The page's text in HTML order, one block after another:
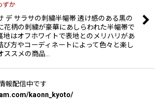
ずか
デ サラサの刺繍半幅帯 透け感のある黒の
花柄の刺繍が豪華にあしらわれた半幅帯で
地はオフホワイトで表地とのメリハリがあ
び方やコーディネートによって色々と楽し
ススメの商品…
報配信中です
kaonn_kyoto/